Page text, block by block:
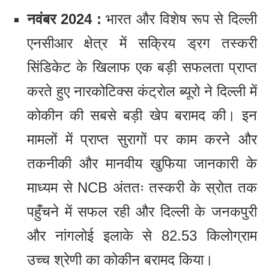
नवंबर 2024 : भारत और विशेष रूप से दिल्ली
एनसीआर क्षेत्र में सक्रिय ड्रग तस्करी
सिंडिकेट के खिलाफ एक बड़ी सफलता प्राप्त
करते हुए नारकोटिक्स कंट्रोल ब्यूरो ने दिल्ली में
कोकीन की सबसे बड़ी खेप बरामद की। इन
मामलों में प्राप्त सुरागों पर काम करने और
तकनीकी और मानवीय खुफिया जानकारी के
माध्यम से NCB अंततः तस्करी के स्रोत तक
पहुँचने में सफल रही और दिल्ली के जनकपुरी
और नांगलोई इलाके से 82.53 किलोग्राम
उच्च श्रेणी का कोकीन बरामद किया।